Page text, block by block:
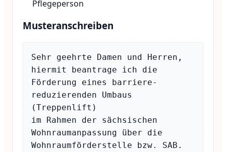
Pflegeperson
Musteranschreiben
Sehr geehrte Damen und Herren,
hiermit beantrage ich die
Förderung eines barriere­
reduzierenden Umbaus
(Treppenlift)
im Rahmen der sächsischen
Wohnraumanpassung über die
Wohnraumförderstelle bzw. SAB.